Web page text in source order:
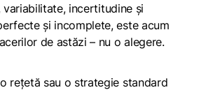
variabilitate, incertitudine și
și incomplete, este acum
de astăzi – nu o alegere.
rețetă sau o strategie standard